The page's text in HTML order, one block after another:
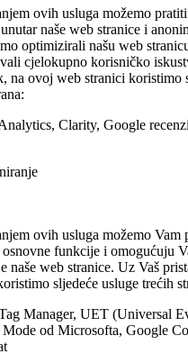
ovih usluga možemo
naše web stranice i
optimizirali našu web
cjelokupno korisničko
na ovoj web stranici koristimo
Clarity, Google
ovih usluga možemo
osnovne funkcije i omogućuju
naše web stranice. Uz Vaš
sljedeće usluge trećih
Manager, UET (Universal
Mode od Microsofta, Google